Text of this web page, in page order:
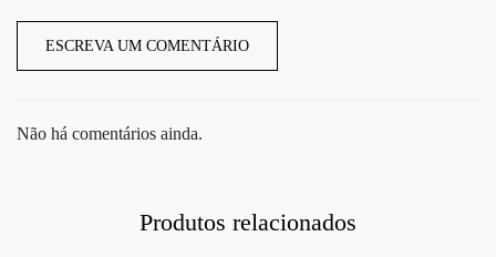
ESCREVA UM COMENTÁRIO
Não há comentários ainda.
Produtos relacionados